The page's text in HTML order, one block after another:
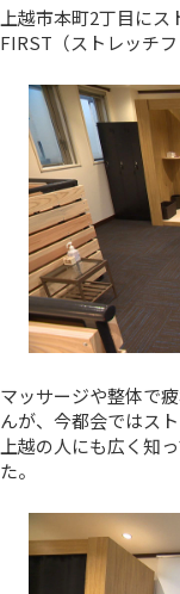
上越市本町2丁目に
FIRST（ストレッチ
マッサージや整体で
んが、今都会ではス
上越の人にも広く知
た。